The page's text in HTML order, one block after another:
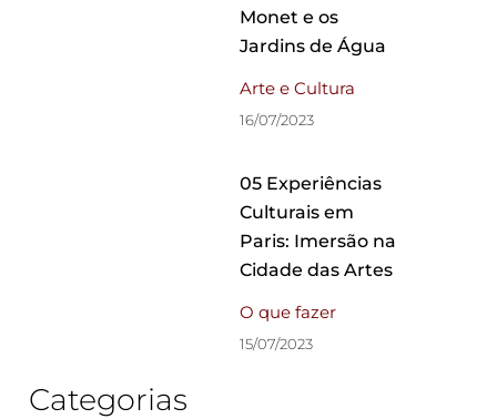
Monet e os
Jardins de Água
Arte e Cultura
16/07/2023
05 Experiências
Culturais em
Paris: Imersão na
Cidade das Artes
O que fazer
15/07/2023
Categorias